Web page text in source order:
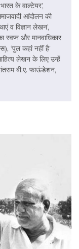
के वाल्टेयर’,
आंदोलन की
व विज्ञान लेखन’,
स्वप्न और मानवाधिकार
‘पुल कहां नहीं है’
लेखन के लिए उन्हें
बी.ए. फाऊंडेशन,